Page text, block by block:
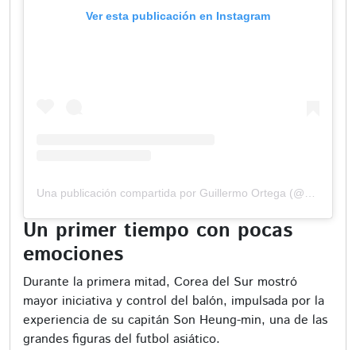
Ver esta publicación en Instagram
Una publicación compartida por Guillermo Ortega (@gortega_r)
Un primer tiempo con pocas
emociones
Durante la primera mitad, Corea del Sur mostró
mayor iniciativa y control del balón, impulsada por la
experiencia de su capitán Son Heung-min, una de las
grandes figuras del futbol asiático.